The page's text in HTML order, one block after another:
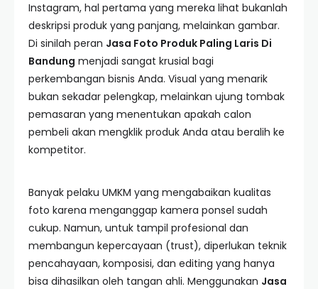
Instagram, hal pertama yang mereka lihat bukanlah
deskripsi produk yang panjang, melainkan gambar.
Di sinilah peran Jasa Foto Produk Paling Laris Di
Bandung menjadi sangat krusial bagi
perkembangan bisnis Anda. Visual yang menarik
bukan sekadar pelengkap, melainkan ujung tombak
pemasaran yang menentukan apakah calon
pembeli akan mengklik produk Anda atau beralih ke
kompetitor.
Banyak pelaku UMKM yang mengabaikan kualitas
foto karena menganggap kamera ponsel sudah
cukup. Namun, untuk tampil profesional dan
membangun kepercayaan (trust), diperlukan teknik
pencahayaan, komposisi, dan editing yang hanya
bisa dihasilkan oleh tangan ahli. Menggunakan Jasa